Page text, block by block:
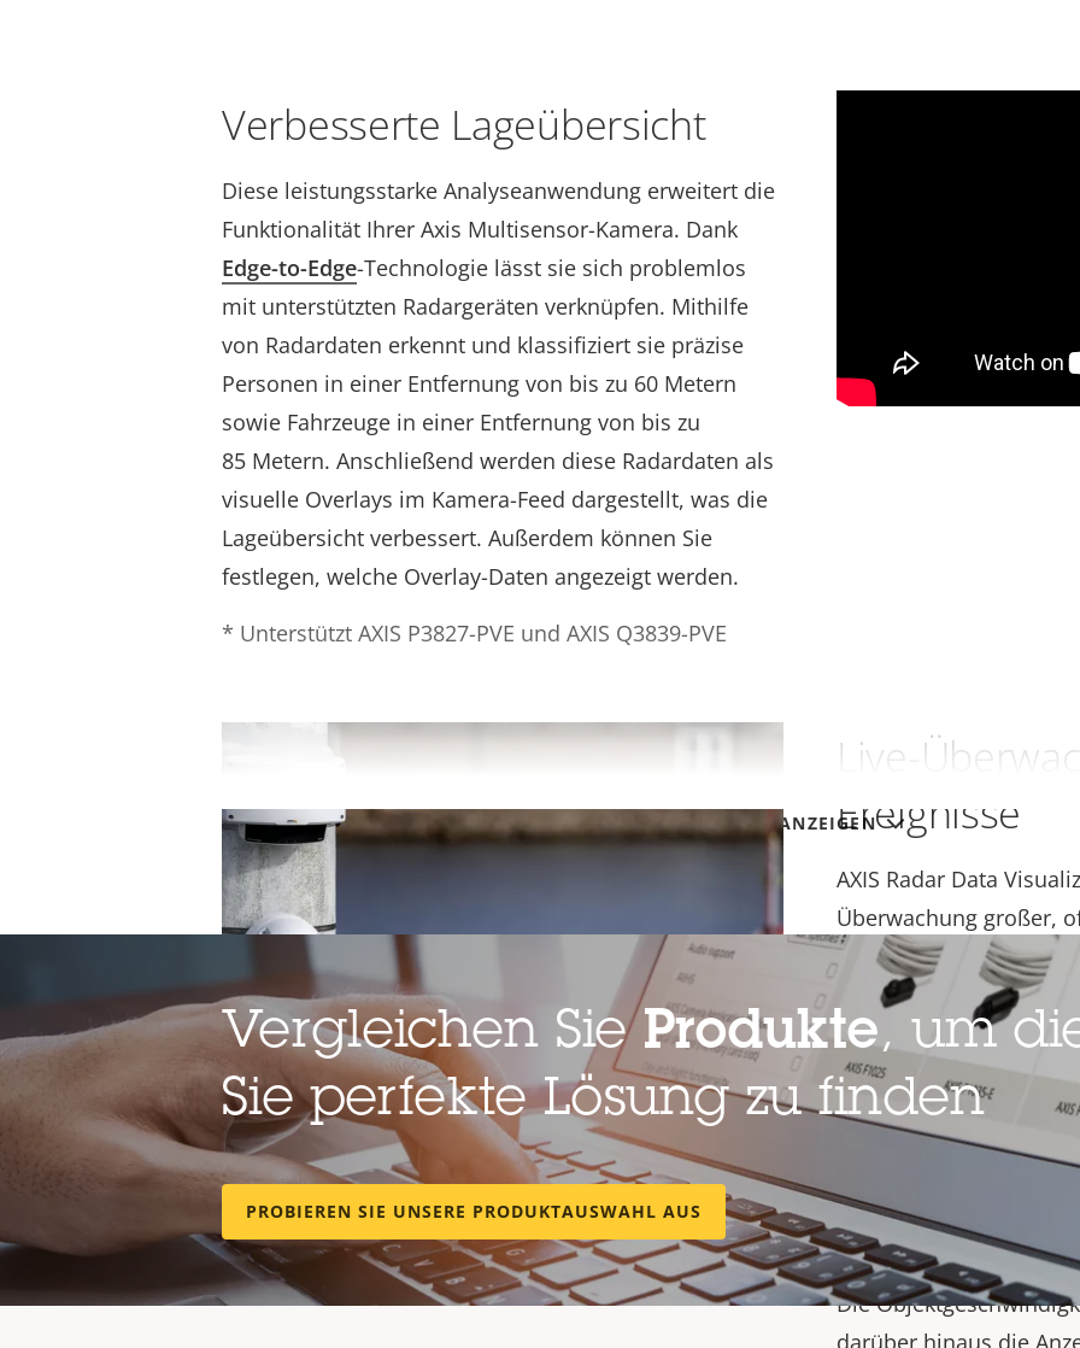
MEHR ANZEIGEN
Verbesserte Lageübersicht
Diese leistungsstarke Analyseanwendung erweitert die
Funktionalität Ihrer Axis Multisensor-Kamera. Dank
Edge-to-Edge-Technologie lässt sie sich problemlos
mit unterstützten Radargeräten verknüpfen. Mithilfe
von Radardaten erkennt und klassifiziert sie präzise
Personen in einer Entfernung von bis zu 60 Metern
sowie Fahrzeuge in einer Entfernung von bis zu
85 Metern. Anschließend werden diese Radardaten als
visuelle Overlays im Kamera-Feed dargestellt, was die
Lageübersicht verbessert. Außerdem können Sie
festlegen, welche Overlay-Daten angezeigt werden.
* Unterstützt AXIS P3827-PVE und AXIS Q3839-PVE
Live-
Ereignisse
AXIS Radar Data
Überwachung großer,
Erfassung von
Zonen. Es sammelt
präsentiert diese als
Diese Daten können
Ereignissen genutzt
möglich,
auszulösen oder
wenn ein Objekt eine
Kameraansicht
Die
darüber hinaus die
Vergleichen SieProdukte, um
Sie perfekte Lösung zu finden
PROBIEREN SIE UNSERE PRODUKTAUSWAHL AUS